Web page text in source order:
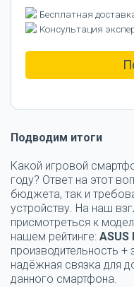
Бесплатная
Консультация
Подводим итоги
Какой игровой
году? Ответ на этот
бюджета, так и
устройству. На наш
присмотреться к
нашем рейтинге: ASUS
производительность +
надёжная связка для
данного смартфона.